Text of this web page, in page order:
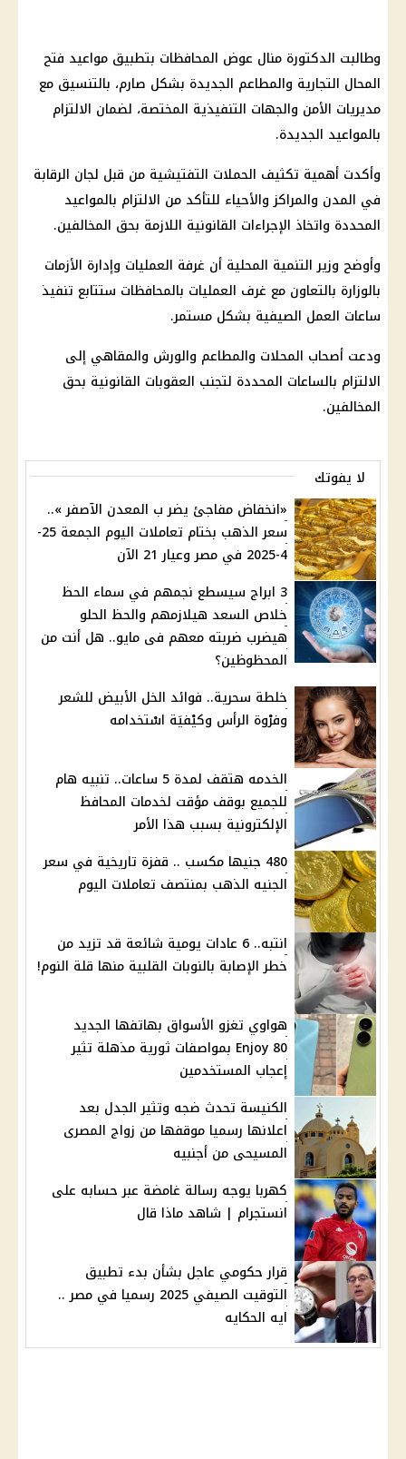
وطالبت الدكتورة منال عوض المحافظات بتطبيق مواعيد فتح
المحال التجارية والمطاعم الجديدة بشكل صارم، بالتنسيق مع
مديريات الأمن والجهات التنفيذية المختصة، لضمان الالتزام
بالمواعيد الجديدة.
وأكدت أهمية تكثيف الحملات التفتيشية من قبل لجان الرقابة
في المدن والمراكز والأحياء للتأكد من الالتزام بالمواعيد
المحددة واتخاذ الإجراءات القانونية اللازمة بحق المخالفين.
وأوضح وزير التنمية المحلية أن غرفة العمليات وإدارة الأزمات
بالوزارة بالتعاون مع غرف العمليات بالمحافظات ستتابع تنفيذ
ساعات العمل الصيفية بشكل مستمر.
ودعت أصحاب المحلات والمطاعم والورش والمقاهي إلى
الالتزام بالساعات المحددة لتجنب العقوبات القانونية بحق
المخالفين.
لا يفوتك
«انخفاض مفاجئ يضر ب المعدن الآصفر »..
سعر الذهب بختام تعاملات اليوم الجمعة 25-
4-2025 في مصر وعيار 21 الآن
3 ابراج سيسطع نجمهم في سماء الحظ
خلاص السعد هيلازمهم والحظ الحلو
هيضرب ضربته معهم فى مايو.. هل أنت من
المحظوظين؟
خلطة سحرية.. فوائد الخل الأبيض للشعر
وفرْوة الرأس وكيْفيَة اسْتخدامه
الخدمه هتقف لمدة 5 ساعات.. تنبيه هام
للجميع بوقف مؤقت لخدمات المحافظ
الإلكترونية بسبب هذا الأمر
480 جنيها مكسب .. قفزة تاريخية في سعر
الجنيه الذهب بمنتصف تعاملات اليوم
انتبه.. 6 عادات يومية شائعة قد تزيد من
خطر الإصابة بالنوبات القلبية منها قلة النوم!
هواوي تغزو الأسواق بهاتفها الجديد
Enjoy 80 بمواصفات ثورية مذهلة تثير
إعجاب المستخدمين
الكنيسة تحدث ضجه وتثير الجدل بعد
اعلانها رسميا موقفها من زواج المصرى
المسيحى من أجنبيه
كهربا يوجه رسالة غامضة عبر حسابه على
انستجرام | شاهد ماذا قال
قرار حكومي عاجل بشأن بدء تطبيق
التوقيت الصيفي 2025 رسميا في مصر ..
ايه الحكايه